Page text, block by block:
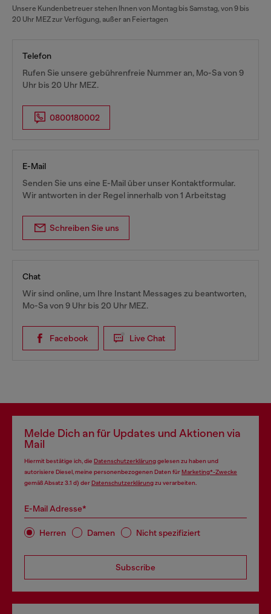
Unsere Kundenbetreuer stehen Ihnen von Montag bis Samstag, von 9 bis
20 Uhr MEZ zur Verfügung, außer an Feiertagen
Telefon
Rufen Sie unsere gebührenfreie Nummer an, Mo-Sa von 9
Uhr bis 20 Uhr MEZ.
0800180002
E-Mail
Senden Sie uns eine E-Mail über unser Kontaktformular.
Wir antworten in der Regel innerhalb von 1 Arbeitstag
Schreiben Sie uns
Chat
Wir sind online, um Ihre Instant Messages zu beantworten,
Mo-Sa von 9 Uhr bis 20 Uhr MEZ.
Facebook Live Chat
Melde Dich an für Updates und Aktionen via
Mail
Hiermit bestätige ich, die Datenschutzerklärunggelesen zu haben und
autorisiere Diesel, meine personenbezogenen Daten fürMarketing*-Zwecke
gemäß Absatz 3.1 d) derDatenschutzerklärungzu verarbeiten.
E-Mail Adresse*
Herren Damen Nicht spezifiziert
Subscribe